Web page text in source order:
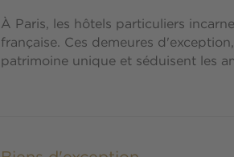
À Paris, les hôtels particuliers
française. Ces demeures
patrimoine unique et séduisent les